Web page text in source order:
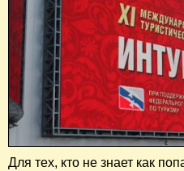
Для тех, кто не знает как